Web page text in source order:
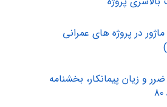
در پروژه های عمرانی
و زیان پیمانکار، بخشنامه